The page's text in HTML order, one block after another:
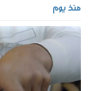
منذ يوم